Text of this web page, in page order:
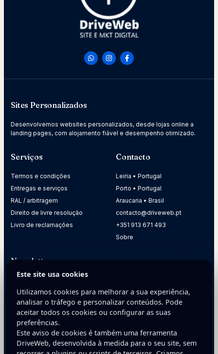
Sites Personalizados
Desenvolvemos websites personalizados, desde lojas online a
landing pages, com alojamento fiável e desempenho otimizado.
Serviços
Termos e condições
Entregas e serviços
RAL / arbitragem
Direito de livre resolução
Livro de reclamações
Contacto
Leiria • Portugal
Porto • Portugal
Araucaria • Brasil
contacto@driveweb.pt
+351 913 671 493
Sobre
Newsletter
sua empresa.
E-mail
Este site usa cookies
Utilizamos cookies para melhorar a sua experiência,
analisar o tráfego e personalizar conteúdos. Pode
aceitar todos os cookies ou configurar as suas
preferências.
Este aviso de cookies é também uma ferramenta
DriveWeb, desenvolvida à medida para o seu site, sem